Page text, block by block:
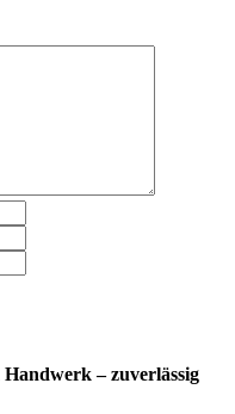
– zuverlässig